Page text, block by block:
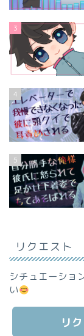
3
4
5
リクエスト
シチュエーショ
い
リ